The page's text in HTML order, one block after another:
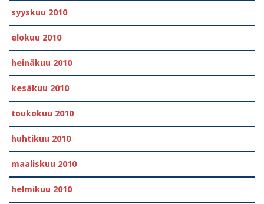
syyskuu 2010
elokuu 2010
heinäkuu 2010
kesäkuu 2010
toukokuu 2010
huhtikuu 2010
maaliskuu 2010
helmikuu 2010